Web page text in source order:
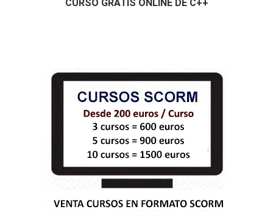
CURSO GRATIS ONLINE DE C++